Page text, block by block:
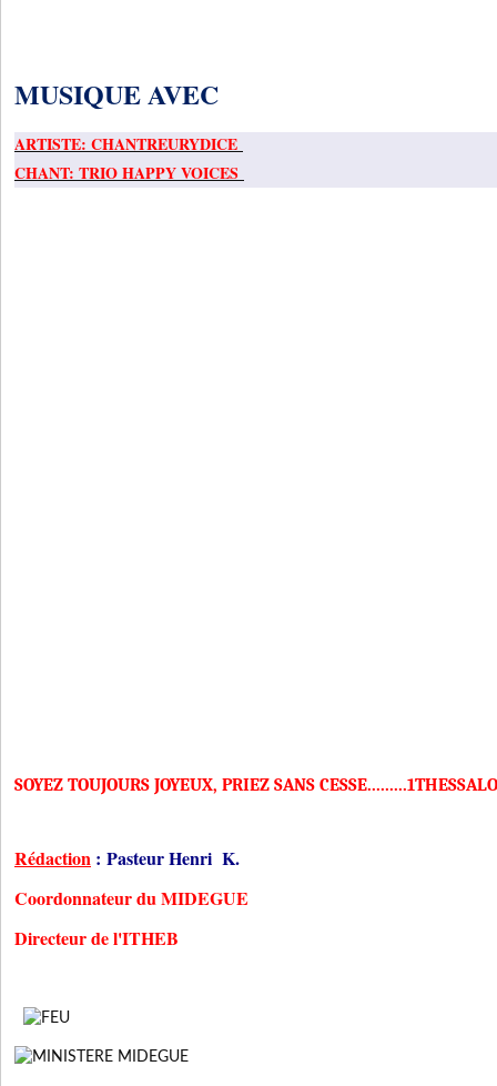
MUSIQUE AVEC
ARTISTE: CHANTREURYDICE
CHANT: TRIO HAPPY VOICES
SOYEZ TOUJOURS JOYEUX, PRIEZ SANS
Rédaction : Pasteur Henri K.
Coordonnateur du MIDEGUE
Directeur de l'ITHEB